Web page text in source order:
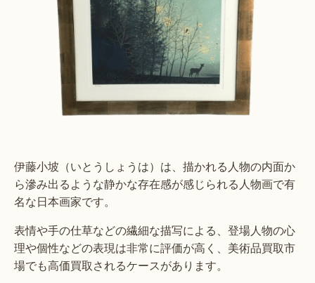
伊藤小坡（いとうしょうは）は、描かれる人物の内面か
ら滲み出るような静かな存在感が感じられる人物画で有
名な日本画家です。
表情や手の仕草などの繊細な描写による、登場人物の心
理や個性などの表現は非常に評価が高く、美術品買取市
場でも高価買取されるケースがあります。